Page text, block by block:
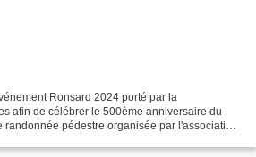
Ronsard 2024 porté par la
afin de célébrer le 500ème anniversaire du
pédestre organisée par l'association